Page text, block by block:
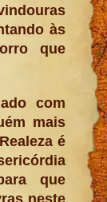
às
que
com
mais
é
que
neste